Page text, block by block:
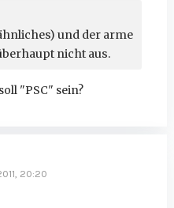
und der arme
nicht aus.
"PSC" sein?
20:20